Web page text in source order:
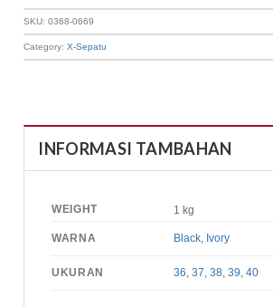
SKU:0368-0669
Category:X-Sepatu
INFORMASI TAMBAHAN
WEIGHT 1 kg
WARNA Black Ivory
UKURAN 36 ,37 ,38 ,39 ,40